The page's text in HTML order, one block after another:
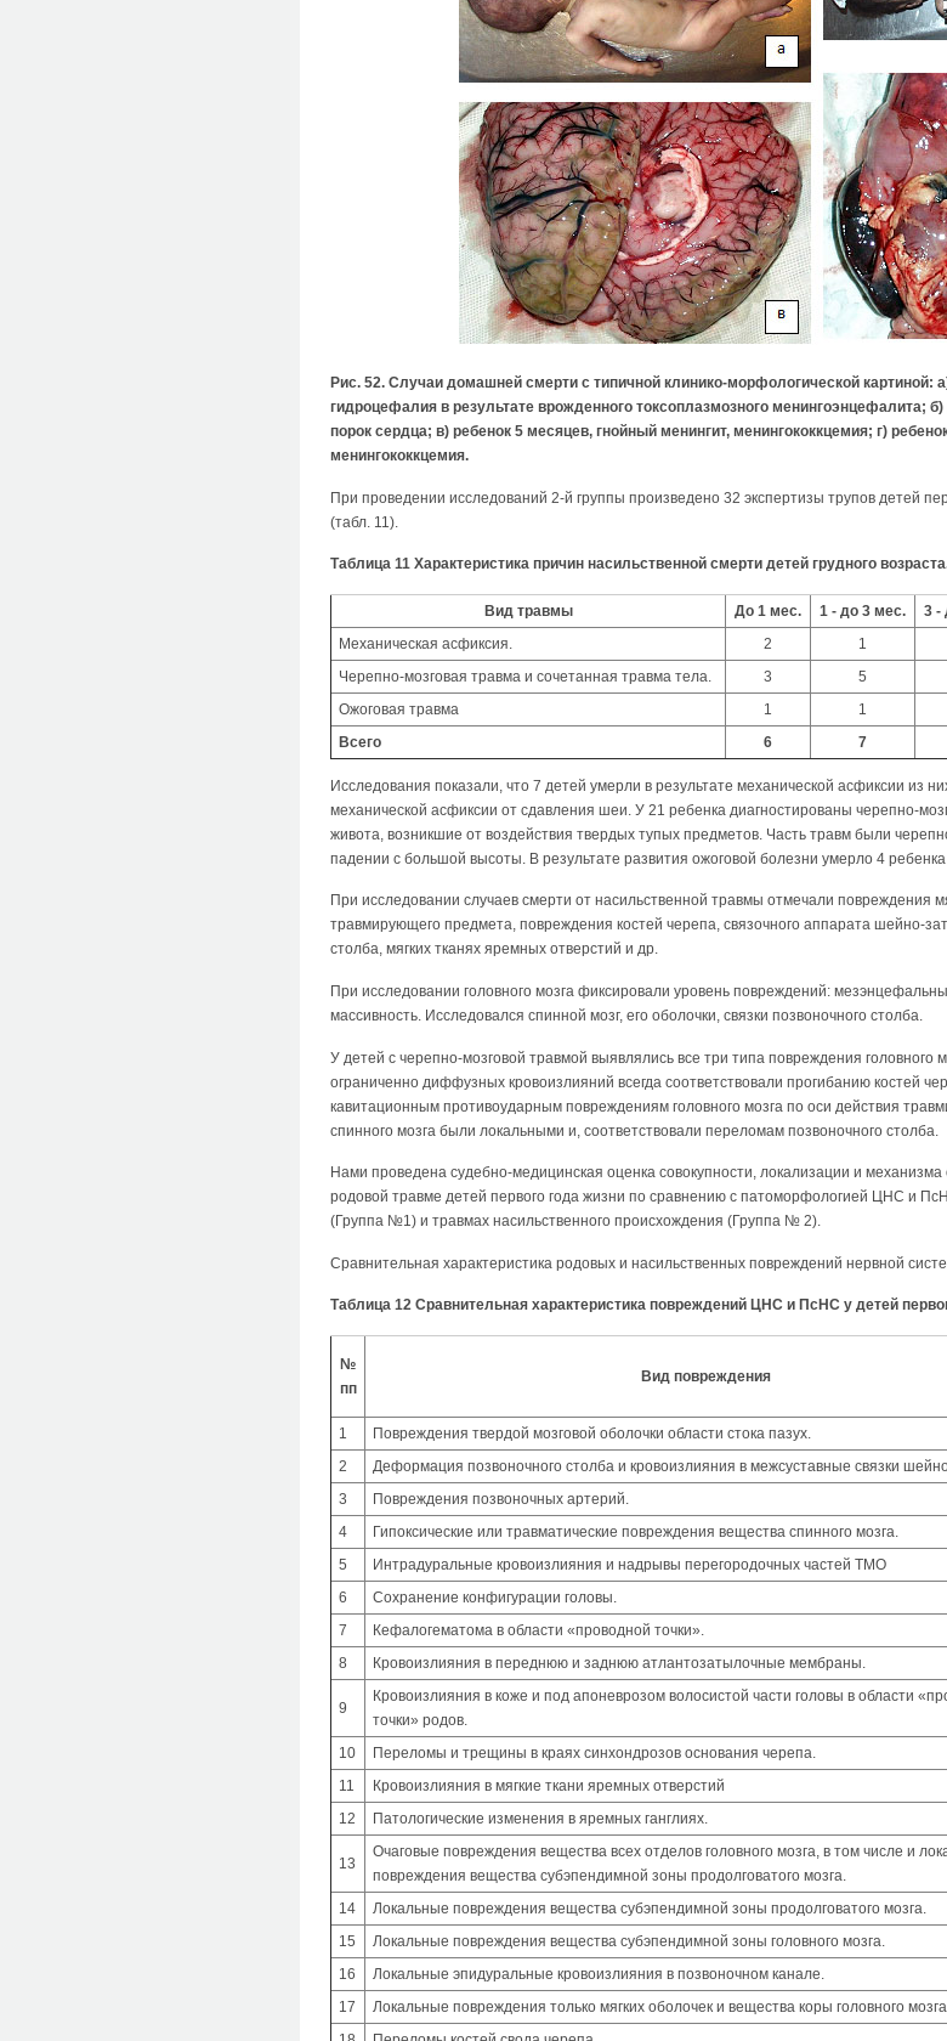
Рис. 52. Случаи домашней смерти с типичной клинико-морфологической картиной:
гидроцефалия в результате врожденного токсоплазмозного менингоэнцефалита;
порок сердца; в) ребенок 5 месяцев, гнойный менингит, менингококкцемия; г)
менингококкцемия.
При проведении исследований 2-й группы произведено 32 экспертизы трупов детей
(табл. 11).
Таблица 11 Характеристика причин насильственной смерти детей грудного
Вид травмы До 1 мес. 1 - до 3 мес. 3 -
Механическая асфиксия.
2 1
Черепно-мозговая травма и сочетанная травма тела.
3 5
Ожоговая травма
1 1
Всего
6 7
Исследования показали, что 7 детей умерли в результате механической асфиксии из
механической асфиксии от сдавления шеи. У 21 ребенка диагностированы черепно-
живота, возникшие от воздействия твердых тупых предметов. Часть травм были
падении с большой высоты. В результате развития ожоговой болезни умерло 4
При исследовании случаев смерти от насильственной травмы отмечали повреждения
травмирующего предмета, повреждения костей черепа, связочного аппарата шейно-
столба, мягких тканях яремных отверстий и др.
При исследовании головного мозга фиксировали уровень повреждений:
массивность. Исследовался спинной мозг, его оболочки, связки позвоночного столба.
У детей с черепно-мозговой травмой выявлялись все три типа повреждения головного
ограниченно диффузных кровоизлияний всегда соответствовали прогибанию костей
кавитационным противоударным повреждениям головного мозга по оси действия
спинного мозга были локальными и, соответствовали переломам позвоночного столба.
Нами проведена судебно-медицинская оценка совокупности, локализации и
родовой травме детей первого года жизни по сравнению с патоморфологией ЦНС и
(Группа №1) и травмах насильственного происхождения (Группа № 2).
Сравнительная характеристика родовых и насильственных повреждений нервной
Таблица 12 Сравнительная характеристика повреждений ЦНС и ПсНС у детей
№
пп
Вид повреждения
1 Повреждения твердой мозговой оболочки области стока пазух.
2
Деформация позвоночного столба и кровоизлияния в межсуставные связки
3
Повреждения позвоночных артерий.
4
Гипоксические или травматические повреждения вещества спинного мозга.
5
Интрадуральные кровоизлияния и надрывы перегородочных частей ТМО
6
Сохранение конфигурации головы.
7
Кефалогематома в области «проводной точки».
8
Кровоизлияния в переднюю и заднюю атлантозатылочные мембраны.
9
Кровоизлияния в коже и под апоневрозом волосистой части головы в области
точки» родов.
10 Переломы и трещины в краях синхондрозов основания черепа.
11
Кровоизлияния в мягкие ткани яремных отверстий
12
Патологические изменения в яремных ганглиях.
13
Очаговые повреждения вещества всех отделов головного мозга, в том числе и
повреждения вещества субэпендимной зоны продолговатого мозга.
14 Локальные повреждения вещества субэпендимной зоны продолговатого мозга.
15
Локальные повреждения вещества субэпендимной зоны головного мозга.
16
Локальные эпидуральные кровоизлияния в позвоночном канале.
17
Локальные повреждения только мягких оболочек и вещества коры головного